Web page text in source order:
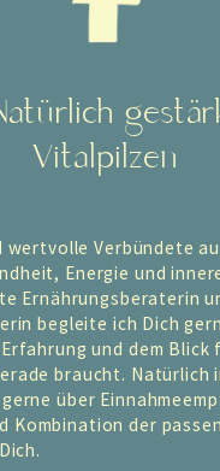
Vitalpilzen
wertvolle Verbündete
Energie und
Ernährungsberaterin
begleite ich Dich
und dem Blick
braucht. Natürlich
über
Kombination der